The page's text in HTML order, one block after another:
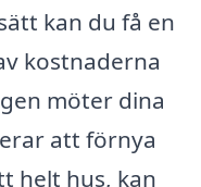
kan du få en
kostnaderna
möter dina
att förnya
helt hus, kan